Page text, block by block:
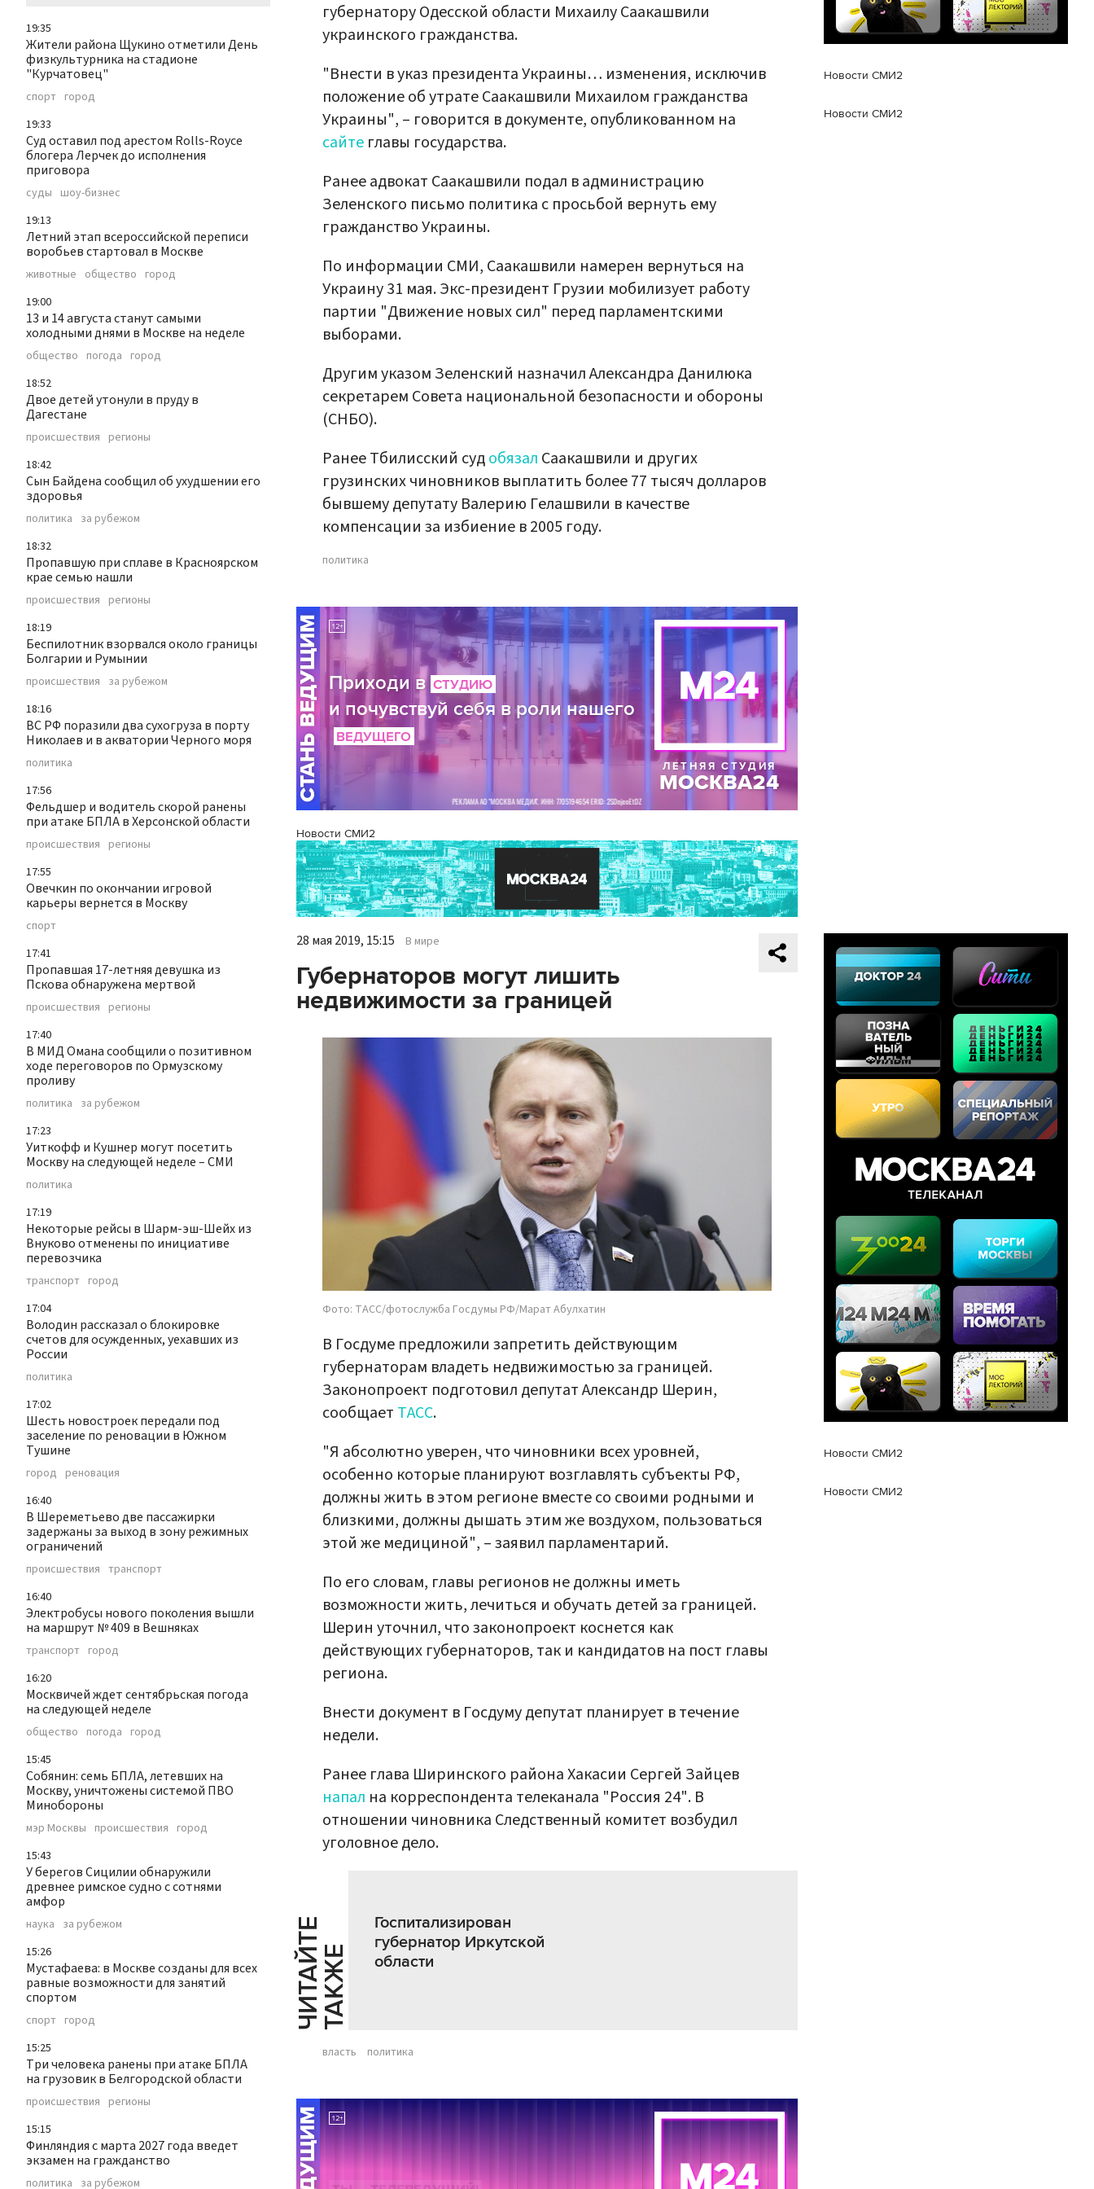
19:35
Жители района Щукино отметили День
физкультурника на стадионе
"Курчатовец"
спорт город
19:33
Суд оставил под арестом Rolls-Royce
блогера Лерчек до исполнения
приговора
суды шоу-бизнес
19:13
Летний этап всероссийской переписи
воробьев стартовал в Москве
животные общество город
19:00
13 и 14 августа станут самыми
холодными днями в Москве на неделе
общество погода город
18:52
Двое детей утонули в пруду в
Дагестане
происшествия регионы
18:42
Сын Байдена сообщил об ухудшении его
здоровья
политика за рубежом
18:32
Пропавшую при сплаве в Красноярском
крае семью нашли
происшествия регионы
18:19
Беспилотник взорвался около границы
Болгарии и Румынии
происшествия за рубежом
18:16
ВС РФ поразили два сухогруза в порту
Николаев и в акватории Черного моря
политика
17:56
Фельдшер и водитель скорой ранены
при атаке БПЛА в Херсонской области
происшествия регионы
17:55
Овечкин по окончании игровой
карьеры вернется в Москву
спорт
17:41
Пропавшая 17-летняя девушка из
Пскова обнаружена мертвой
происшествия регионы
17:40
В МИД Омана сообщили о позитивном
ходе переговоров по Ормузскому
проливу
политика за рубежом
17:23
Уиткофф и Кушнер могут посетить
Москву на следующей неделе – СМИ
политика
17:19
Некоторые рейсы в Шарм-эш-Шейх из
Внуково отменены по инициативе
перевозчика
транспорт город
17:04
Володин рассказал о блокировке
счетов для осужденных, уехавших из
России
политика
17:02
Шесть новостроек передали под
заселение по реновации в Южном
Тушине
город реновация
16:40
В Шереметьево две пассажирки
задержаны за выход в зону режимных
ограничений
происшествия транспорт
16:40
Электробусы нового поколения вышли
на маршрут № 409 в Вешняках
транспорт город
16:20
Москвичей ждет сентябрьская погода
на следующей неделе
общество погода город
15:45
Собянин: семь БПЛА, летевших на
Москву, уничтожены системой ПВО
Минобороны
мэр Москвы происшествия город
15:43
У берегов Сицилии обнаружили
древнее римское судно с сотнями
амфор
наука за рубежом
15:26
Мустафаева: в Москве созданы для всех
равные возможности для занятий
спортом
спорт город
15:25
Три человека ранены при атаке БПЛА
на грузовик в Белгородской области
происшествия регионы
15:15
Финляндия с марта 2027 года введет
экзамен на гражданство
политика за рубежом
губернатору Одесской области Михаилу Саакашвили
украинского гражданства.
"Внести в указ президента Украины… изменения, исключив
положение об утрате Саакашвили Михаилом гражданства
Украины", – говорится в документе, опубликованном на
сайте главы государства.
Ранее адвокат Саакашвили подал в администрацию
Зеленского письмо политика с просьбой вернуть ему
гражданство Украины.
По информации СМИ, Саакашвили намерен вернуться на
Украину 31 мая. Экс-президент Грузии мобилизует работу
партии "Движение новых сил" перед парламентскими
выборами.
Другим указом Зеленский назначил Александра Данилюка
секретарем Совета национальной безопасности и обороны
(СНБО).
Ранее Тбилисский судобязал Саакашвили и других
грузинских чиновников выплатить более 77 тысяч долларов
бывшему депутату Валерию Гелашвили в качестве
компенсации за избиение в 2005 году.
политика
Новости СМИ2
Новости СМИ2
Новости СМИ2
28 мая 2019, 15:15 В мире
Губернаторов могут лишить
недвижимости за границей
Фото: ТАСС/фотослужба Госдумы РФ/Марат Абулхатин
В Госдуме предложили запретить действующим
губернаторам владеть недвижимостью за границей.
Законопроект подготовил депутат Александр Шерин,
сообщает ТАСС.
"Я абсолютно уверен, что чиновники всех уровней,
особенно которые планируют возглавлять субъекты РФ,
должны жить в этом регионе вместе со своими родными и
близкими, должны дышать этим же воздухом, пользоваться
этой же медициной", – заявил парламентарий.
По его словам, главы регионов не должны иметь
возможности жить, лечиться и обучать детей за границей.
Шерин уточнил, что законопроект коснется как
действующих губернаторов, так и кандидатов на пост главы
региона.
Внести документ в Госдуму депутат планирует в течение
недели.
Ранее глава Ширинского района Хакасии Сергей Зайцев
напал на корреспондента телеканала "Россия 24". В
отношении чиновника Следственный комитет возбудил
уголовное дело.
Ч
И
Т
АЙ
Т
Е
Т
А
К
ЖЕ
Госпитализирован
губернатор Иркутской
области
власть политика
Новости СМИ2
Новости СМИ2